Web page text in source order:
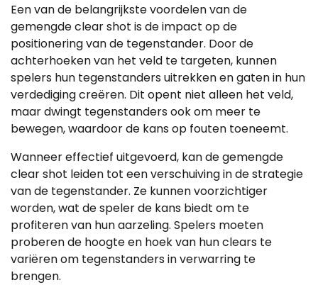
Een van de belangrijkste voordelen van de
gemengde clear shot is de impact op de
positionering van de tegenstander. Door de
achterhoeken van het veld te targeten, kunnen
spelers hun tegenstanders uitrekken en gaten in hun
verdediging creëren. Dit opent niet alleen het veld,
maar dwingt tegenstanders ook om meer te
bewegen, waardoor de kans op fouten toeneemt.
Wanneer effectief uitgevoerd, kan de gemengde
clear shot leiden tot een verschuiving in de strategie
van de tegenstander. Ze kunnen voorzichtiger
worden, wat de speler de kans biedt om te
profiteren van hun aarzeling. Spelers moeten
proberen de hoogte en hoek van hun clears te
variëren om tegenstanders in verwarring te
brengen.